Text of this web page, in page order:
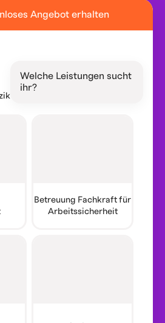
Angebot erhalten
Welche Leistungen sucht
ihr?
Betreuung Fachkraft für
Arbeitssicherheit